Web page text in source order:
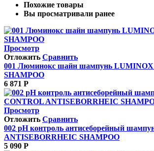
Похожие товары
Вы просматривали ранее
Просмотр
Отложить Сравнить
001 Люминокс шайн шампунь LUMINOX
SHAMPOO
6 871 Р
Просмотр
Отложить Сравнить
002 pH контроль антисеборейный
ANTISEBORRHEIC SHAMPOO
5 090 Р